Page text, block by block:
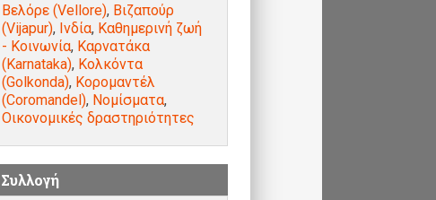
Βελόρε (Vellore), Βιζαπούρ
(Vijapur), Ινδία, Καθημερινή ζωή
- Κοινωνία, Καρνατάκα
(Karnataka), Κολκόντα
(Golkonda), Κορομαντέλ
(Coromandel), Νομίσματα,
Οικονομικές δραστηριότητες
Συλλογή